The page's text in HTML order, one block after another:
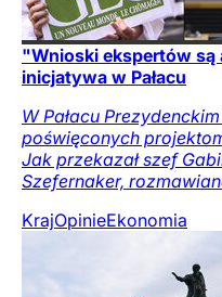
"Wnioski ekspertów są
inicjatywa w Pałacu
W Pałacu
poświęconych
Jak przekazał szef
Szefernaker,
KrajOpinieEkonomia